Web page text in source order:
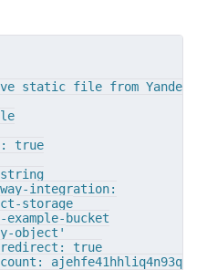
static file from Yandex
true
integration:
storage
example-bucket
object'
true
ajehfe41hhliq4n93q1g